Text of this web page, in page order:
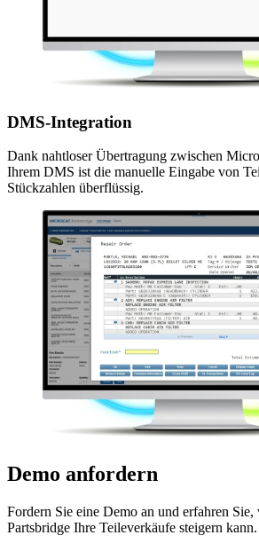
DMS-Integration
Dank nahtloser Übertragung zwischen
Ihrem DMS ist die manuelle Eingabe von
Stückzahlen überflüssig.
Demo anfordern
Fordern Sie eine Demo an und erfahren
Partsbridge Ihre Teileverkäufe steigern kann.